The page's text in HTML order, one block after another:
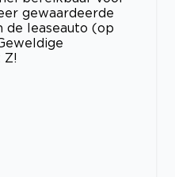
gewaardeerde
de leaseauto (op
Z!